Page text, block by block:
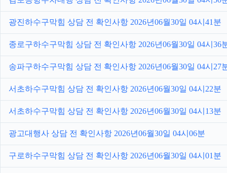
광진하수구막힘 상담 전 확인사항 2026년06월30일 04시41분
종로구하수구막힘 상담 전 확인사항 2026년06월30일 04시36
송파구하수구막힘 상담 전 확인사항 2026년06월30일 04시27
서초하수구막힘 상담 전 확인사항 2026년06월30일 04시22분
서초하수구막힘 상담 전 확인사항 2026년06월30일 04시13분
광고대행사 상담 전 확인사항 2026년06월30일 04시06분
구로하수구막힘 상담 전 확인사항 2026년06월30일 04시01분